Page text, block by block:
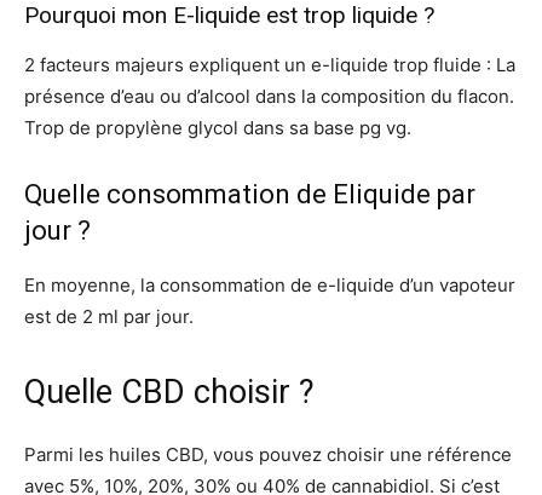
Pourquoi mon E-liquide est trop liquide ?
2 facteurs majeurs expliquent un e-liquide trop fluide : La
présence d’eau ou d’alcool dans la composition du flacon.
Trop de propylène glycol dans sa base pg vg.
Quelle consommation de Eliquide par
jour ?
En moyenne, la consommation de e-liquide d’un vapoteur
est de 2 ml par jour.
Quelle CBD choisir ?
Parmi les huiles CBD, vous pouvez choisir une référence
avec 5%, 10%, 20%, 30% ou 40% de cannabidiol. Si c’est